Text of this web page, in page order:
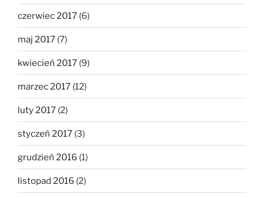
czerwiec 2017 (6)
maj 2017 (7)
kwiecień 2017 (9)
marzec 2017 (12)
luty 2017 (2)
styczeń 2017 (3)
grudzień 2016 (1)
listopad 2016 (2)